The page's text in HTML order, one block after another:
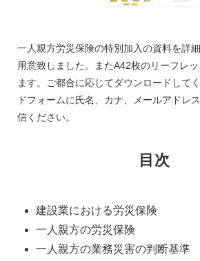
一人親方労災保険の特別加入の資料を詳
用意致しました。またA42枚のリーフレ
ます。ご都合に応じてダウンロードして
ドフォームに氏名、カナ、メールアドレ
信ください。
目次
建設業における労災保険
一人親方の労災保険
一人親方の業務災害の判断基準